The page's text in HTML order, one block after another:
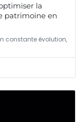
la
patrimoine en
constante évolution,